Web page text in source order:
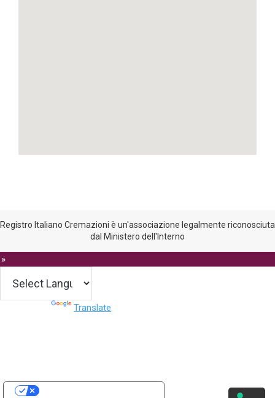
Registro Italiano Cremazioni è un'associazione legalmente riconosciuta
dal Ministero dell'Interno
Translate